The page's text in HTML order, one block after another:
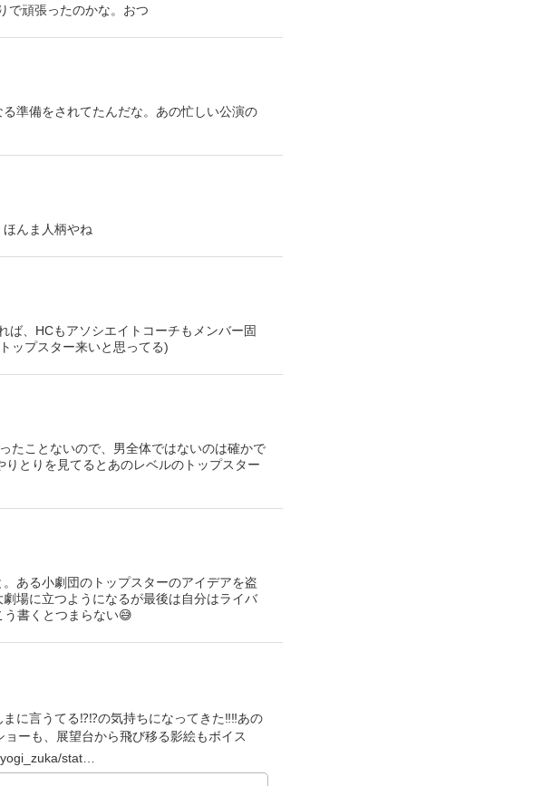
で頑張ったのかな。おつ
準備をされてたんだな。あの忙しい公演の
んま人柄やね
ば、HCもアソシエイトコーチもメンバー固
ップスター来いと思ってる)
たことないので、男全体ではないのは確かで
とりを見てるとあのレベルのトップスター
ある小劇団のトップスターのアイデアを盗
場に立つようになるが最後は自分はライバ
書くとつまらない😅
に言うてる⁉️⁉️の気持ちになってきた‼️‼️あの
ーも、展望台から飛び移る影絵もボイス
stat…